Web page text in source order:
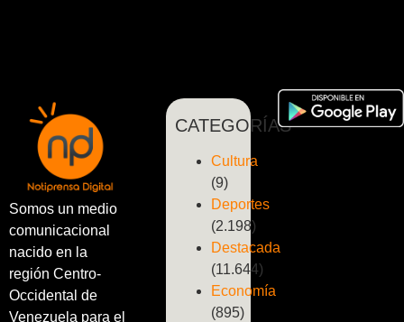
Somos un medio
comunicacional
nacido en la
región Centro-
Occidental de
Venezuela para el
CATEGORÍAS
Cultura
(9)
Deportes
(2.198)
Destacada
(11.644)
Economía
(895)